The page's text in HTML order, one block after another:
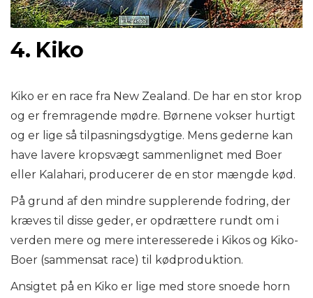
4. Kiko
Kiko er en race fra New Zealand. De har en stor krop
og er fremragende mødre. Børnene vokser hurtigt
og er lige så tilpasningsdygtige. Mens gederne kan
have lavere kropsvægt sammenlignet med Boer
eller Kalahari, producerer de en stor mængde kød.
På grund af den mindre supplerende fodring, der
kræves til disse geder, er opdrættere rundt om i
verden mere og mere interesserede i Kikos og Kiko-
Boer (sammensat race) til kødproduktion.
Ansigtet på en Kiko er lige med store snoede horn